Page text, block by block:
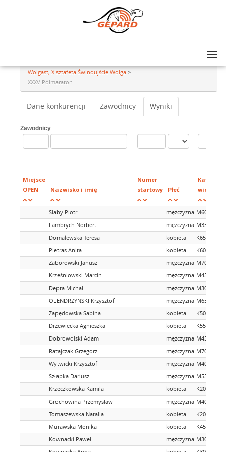
Wolgast, X sztafeta Świnoujście Wolga >
XXXV Półmaraton
Dane konkurencji Zawodnicy Wyniki
Zawodnicy
Miejsce
OPEN
Nazwisko i imię
Numer
startowy
Płeć
Kategorie
wiekowe
Slaby Piotr mężczyzna M60
Lambrych Norbert
mężczyzna M35
Domalewska Teresa
kobieta
K65
Pietras Anita
kobieta
K60
Zaborowski Janusz
mężczyzna M70
Krześniowski Marcin
mężczyzna M45
Depta Michał
mężczyzna M30
OLENDRZYNSKI Krzysztof
mężczyzna M65
Zapędowska Sabina
kobieta
K50
Drzewiecka Agnieszka
kobieta
K55
Dobrowolski Adam
mężczyzna M45
Ratajczak Grzegorz
mężczyzna M70
Wytwicki Krzysztof
mężczyzna M40
Szłapka Dariusz
mężczyzna M55
Krzeczkowska Kamila
kobieta
K20
Grochowina Przemysław
mężczyzna M40
Tomaszewska Natalia
kobieta
K20
Murawska Monika
kobieta
K45
Kownacki Paweł
mężczyzna M30